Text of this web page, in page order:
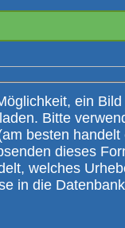
ein Bild
handelt es sich um ein
dieses
Zur Sicherheit wird Eure IP-